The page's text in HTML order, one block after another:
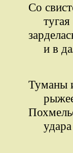
Со
тугая
и в
Туманы
удара